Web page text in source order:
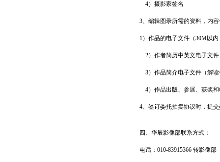
4）摄影家签名
3、编辑图录所需的资料，内
1）作品的电子文件（30M以
2）作者简历中英文电子文
3）作品简介电子文件（解
4）作品出版、参展、获奖
4、签订委托拍卖协议时，提
四、华辰影像部联系方式：
电话：010-83915366 转影像部